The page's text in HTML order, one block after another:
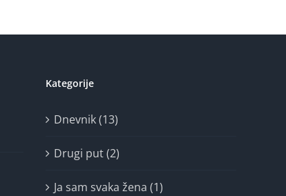
Dnevnik (13)
Drugi put (2)
Ja sam svaka žena (1)
Kofer (4)